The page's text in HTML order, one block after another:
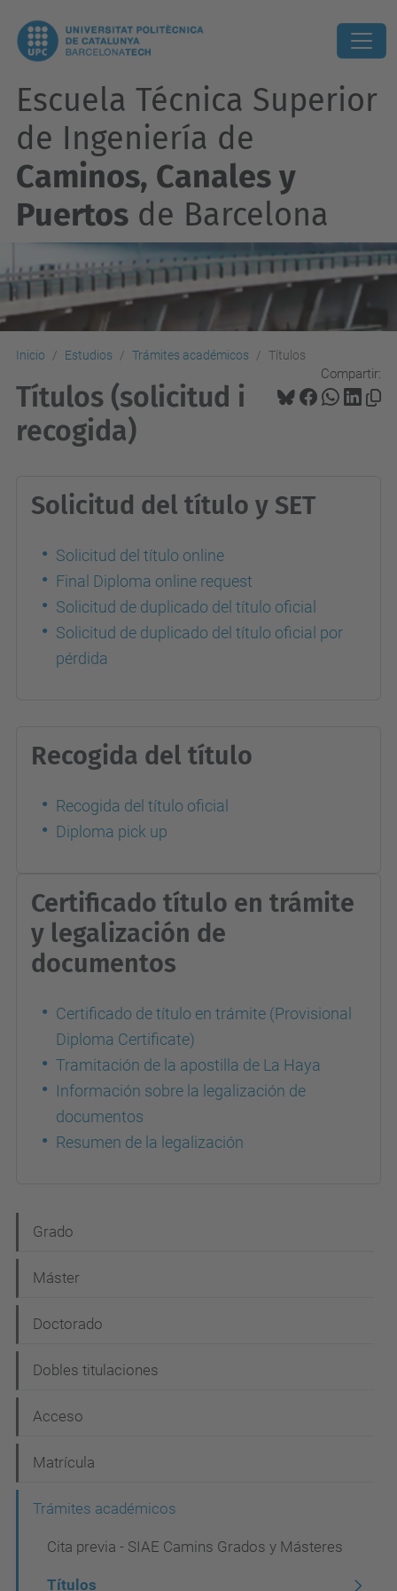
Escuela Técnica Superior
de Ingeniería de
Caminos, Canales y
Puertos de Barcelona
Inicio Estudios Trámites académicos Títulos
Compartir:
Títulos (solicitud i
recogida)
Solicitud del título y SET
Solicitud del título online
Final Diploma online request
Solicitud de duplicado del título oficial
Solicitud de duplicado del título oficial por
pérdida
Recogida del título
Recogida del título oficial
Diploma pick up
Certificado título en trámite
y legalización de
documentos
Certificado de título en trámite (Provisional
Diploma Certificate)
Tramitación de la apostilla de La Haya
Información sobre la legalización de
documentos
Resumen de la legalización
a
v
g
a
i
ó
Grado
Máster
Doctorado
Dobles titulaciones
Acceso
Matrícula
Trámites académicos
Cita previa - SIAE Camins Grados y Másteres
Títulos